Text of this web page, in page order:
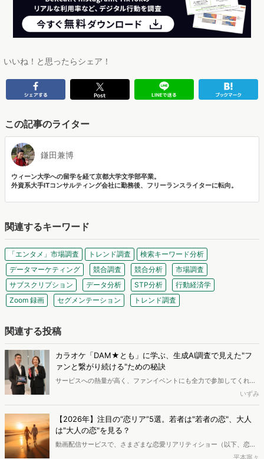
いいね！と思ったらシェア！
この記事のライター
鎌田兼博
ウィーン大学への留学を経て京都大学文学部卒業。
外資系大手ITコンサルティング会社に勤務後、フリーランスライターに転向。
関連するキーワード
「エンタメ」市場調査 トレンド調査
検索キーワード分析
データマーケティング
競合調査 競合分析
市場調査
サブスクリプション
データ分析 STP分析
行動経済学
Zoom 録画
セグメンテーション トレンド調査
関連する投稿
カラオケ「DAM★とも」に学ぶ、生成AI調査で見えた"フ
ァンと繋がり続ける"ための秘訣
サービスへの熱量が高く、ファンイベントにも全力で参加してくれる
ユーザーは、なぜサービスから離れていったのか。その答えを探るべ
く、2008年から続くカラオケ会員向けサービス「DAM★とも」を運
営する第一興商が実施したのは、生成AIを活用したオンラインインタ
ビュー調査だった。従来の調査とは何が違うのか、得られた示唆には
どのようなものがあったのか。同社の菅野光則氏、中島恵美子氏に詳
細を聞いた。
いずみ
【2026年】注目の“恋リア”5選。若者は"若者の恋"、大人
は"大人の恋"を見る？
動画配信サービスで、さまざまな恋愛リアリティショー（以下、恋リ
ア）が登場しています。今回は、2026年注目の恋リアを、検索者か
平本寧々